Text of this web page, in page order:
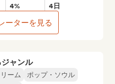
ャンル
ーム
ポップ・ソウル
4% 4日
ーターを見る